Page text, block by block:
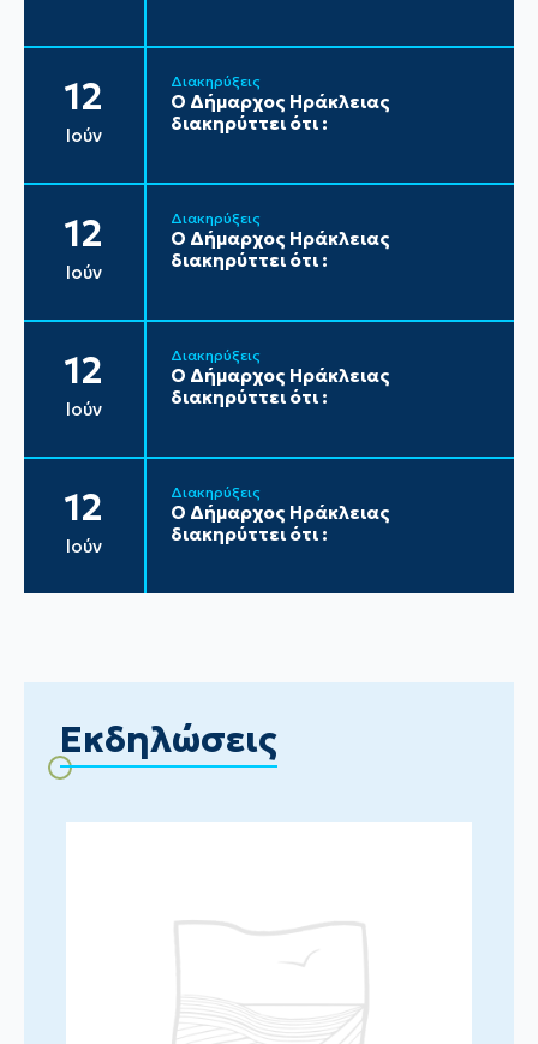
12
Ιούν
Διακηρύξεις
Ο Δήμαρχος Ηράκλειας
διακηρύττει ότι :
12
Ιούν
Διακηρύξεις
Ο Δήμαρχος Ηράκλειας
διακηρύττει ότι :
12
Ιούν
Διακηρύξεις
Ο Δήμαρχος Ηράκλειας
διακηρύττει ότι :
12
Ιούν
Διακηρύξεις
Ο Δήμαρχος Ηράκλειας
διακηρύττει ότι :
Εκδηλώσεις